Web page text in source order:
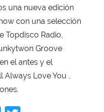
X
a
v
i
T
o
j
una nueva edición
con una selección
Topdisco Radio,
Groove
el antes y el
Always Love You ,